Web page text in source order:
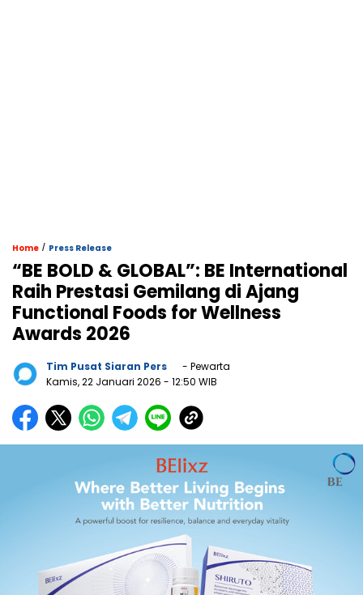
Home / Press Release
“BE BOLD & GLOBAL”: BE International
Raih Prestasi Gemilang di Ajang
Functional Foods for Wellness
Awards 2026
Tim Pusat Siaran Pers
- Pewarta
Kamis, 22 Januari 2026 - 12:50 WIB